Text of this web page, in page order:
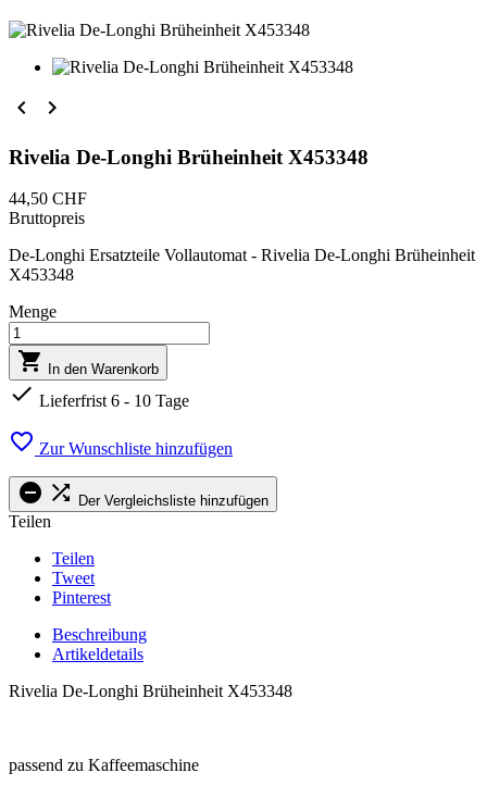
 
Rivelia De-Longhi Brüheinheit X453348
44,50 CHF
Bruttopreis
De-Longhi Ersatzteile Vollautomat - Rivelia De-Longhi Brüheinheit
X453348
Menge
 In den Warenkorb
 Lieferfrist 6 - 10 Tage
 Zur Wunschliste hinzufügen
  Der Vergleichsliste hinzufügen
Teilen
Teilen
Tweet
Pinterest
Beschreibung
Artikeldetails
Rivelia De-Longhi Brüheinheit X453348
passend zu Kaffeemaschine